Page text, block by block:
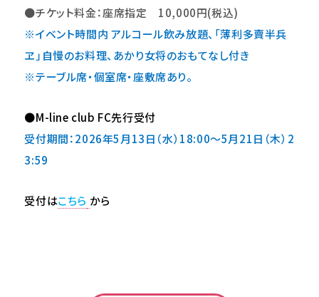
●チケット料金：座席指定 10,000円(税込)
※イベント時間内 アルコール飲み放題、「薄利多賣半兵
ヱ」自慢のお料理、あかり女将のおもてなし付き
※テーブル席・個室席・座敷席あり。
●M-line club FC先行受付
受付期間：2026年5月13日（水）18:00～5月21日（木）2
3:59
受付はこちら から